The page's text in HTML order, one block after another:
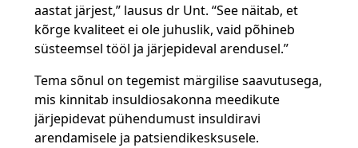
aastat järjest,” lausus dr Unt. “See näitab, et
kõrge kvaliteet ei ole juhuslik, vaid põhineb
süsteemsel tööl ja järjepideval arendusel.”
Tema sõnul on tegemist märgilise saavutusega,
mis kinnitab insuldiosakonna meedikute
järjepidevat pühendumust insuldiravi
arendamisele ja patsiendikesksusele.